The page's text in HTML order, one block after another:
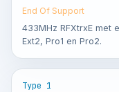
End Of Support
433MHz RFXtrxE met
Ext2, Pro1 en Pro2.
Type 1